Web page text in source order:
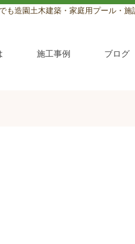
造園土木建築・家庭用プール・
施工事例 ブログ